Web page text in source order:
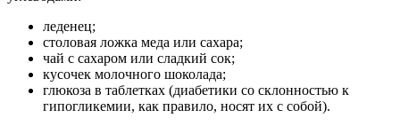
леденец;
столовая ложка меда или сахара;
чай с сахаром или сладкий сок;
кусочек молочного шоколада;
глюкоза в таблетках (диабетики со склонностью к
гипогликемии, как правило, носят их с собой).